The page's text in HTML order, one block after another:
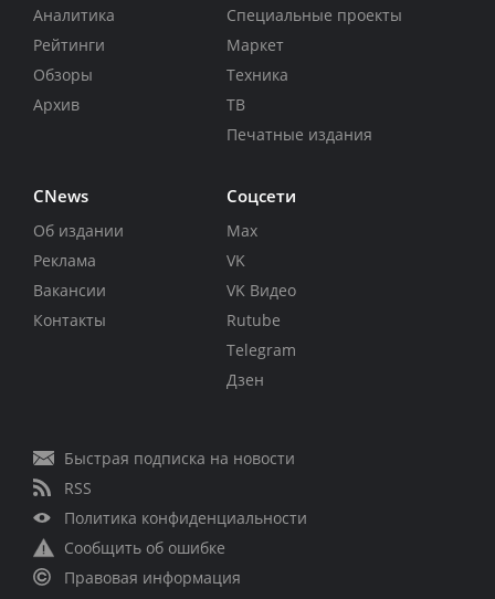
Аналитика
Рейтинги
Обзоры
Архив
Специальные проекты
Маркет
Техника
ТВ
Печатные издания
CNews
Об издании
Реклама
Вакансии
Контакты
Соцсети
Max
VK
VK Видео
Rutube
Telegram
Дзен
Быстрая подписка на новости
RSS
Политика конфиденциальности
Сообщить об ошибке
Правовая информация